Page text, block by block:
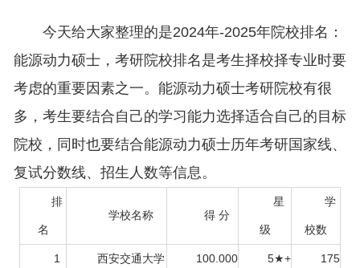
今天给大家整理的是2024年-2025年院校排名：
能源动力硕士，考研院校排名是考生择校择专业时要
考虑的重要因素之一。能源动力硕士考研院校有很
多，考生要结合自己的学习能力选择适合自己的目标
院校，同时也要结合能源动力硕士历年考研国家线、
复试分数线、招生人数等信息。
排
名
学校名称 得 分
星
级
学
校数
1 西安交通大学 100.000 5★+ 175